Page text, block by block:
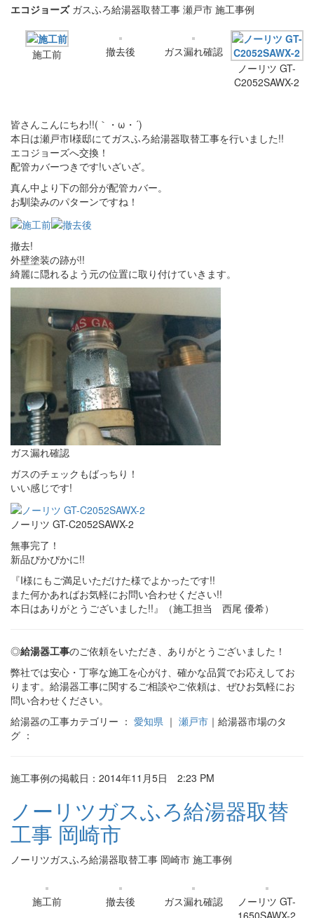
エコジョーズガスふろ給湯器取替工事 瀬戸市 施工事例
施工前 撤去後
ガス漏れ確認
ノーリツ GT-
C2052SAWX-2
皆さんこんにちわ!!(｀・ω・´)
本日は瀬戸市I様邸にてガスふろ給湯器取替工事を行いました!!
エコジョーズへ交換！
配管カバーつきです!いざいざ。
真ん中より下の部分が配管カバー。
お馴染みのパターンですね！
撤去!
外壁塗装の跡が!!
綺麗に隠れるよう元の位置に取り付けていきます。
ガス漏れ確認
ガスのチェックもばっちり！
いい感じです!
ノーリツ GT-C2052SAWX-2
無事完了！
新品ぴかぴかに!!
『I様にもご満足いただけた様でよかったです!!
また何かあればお気軽にお問い合わせください!!
本日はありがとうございました!!』（施工担当 西尾 優希）
◎給湯器工事のご依頼をいただき、ありがとうございました！
弊社では安心・丁寧な施工を心がけ、確かな品質でお応えしてお
ります。給湯器工事に関するご相談やご依頼は、ぜひお気軽にお
問い合わせください。
給湯器の工事カテゴリー ： 愛知県 ｜ 瀬戸市 ｜給湯器市場のタ
グ ：
施工事例の掲載日：2014年11月5日 2:23 PM
ノーリツガスふろ給湯器取替
工事 岡崎市
ノーリツガスふろ給湯器取替工事 岡崎市 施工事例
施工前 撤去後 ガス漏れ確認
ノーリツ GT-
1650SAWX-2